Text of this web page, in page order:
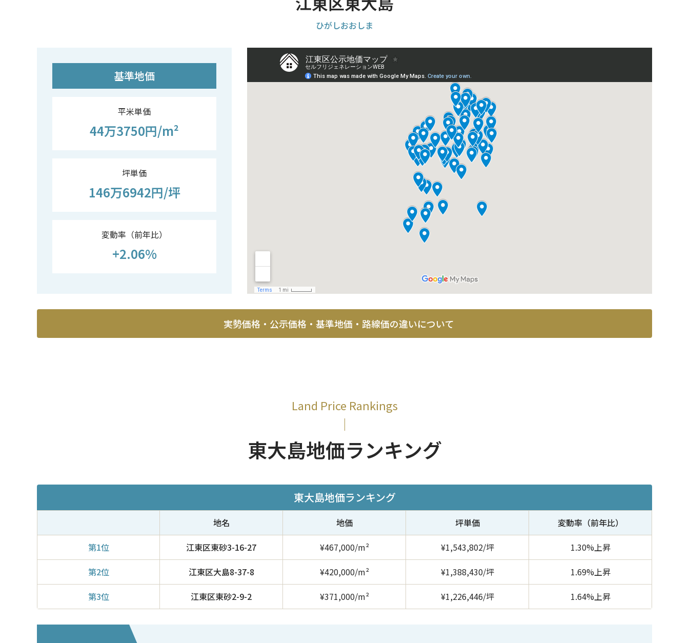
ひがしおおしま
基準地価
平米単価
44万3750円/m²
坪単価
146万6942円/坪
変動率（前年比）
+2.06%
実勢価格・公示価格・基準地価・ 路線価の違いについて
Land Price Rankings
東大島地価ランキング
東大島地価ランキング
地名 地価 坪単価
変動率（前年比）
第1位
江東区東砂3-16-27 ¥467,000/m² ¥1,543,802/坪
1.30%上昇
第2位
江東区大島8-37-8 ¥420,000/m² ¥1,388,430/坪
1.69%上昇
第3位
江東区東砂2-9-2 ¥371,000/m² ¥1,226,446/坪 1.64%上昇